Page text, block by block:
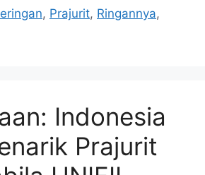
, Prajurit, Ringannya,
Indonesia
Prajurit